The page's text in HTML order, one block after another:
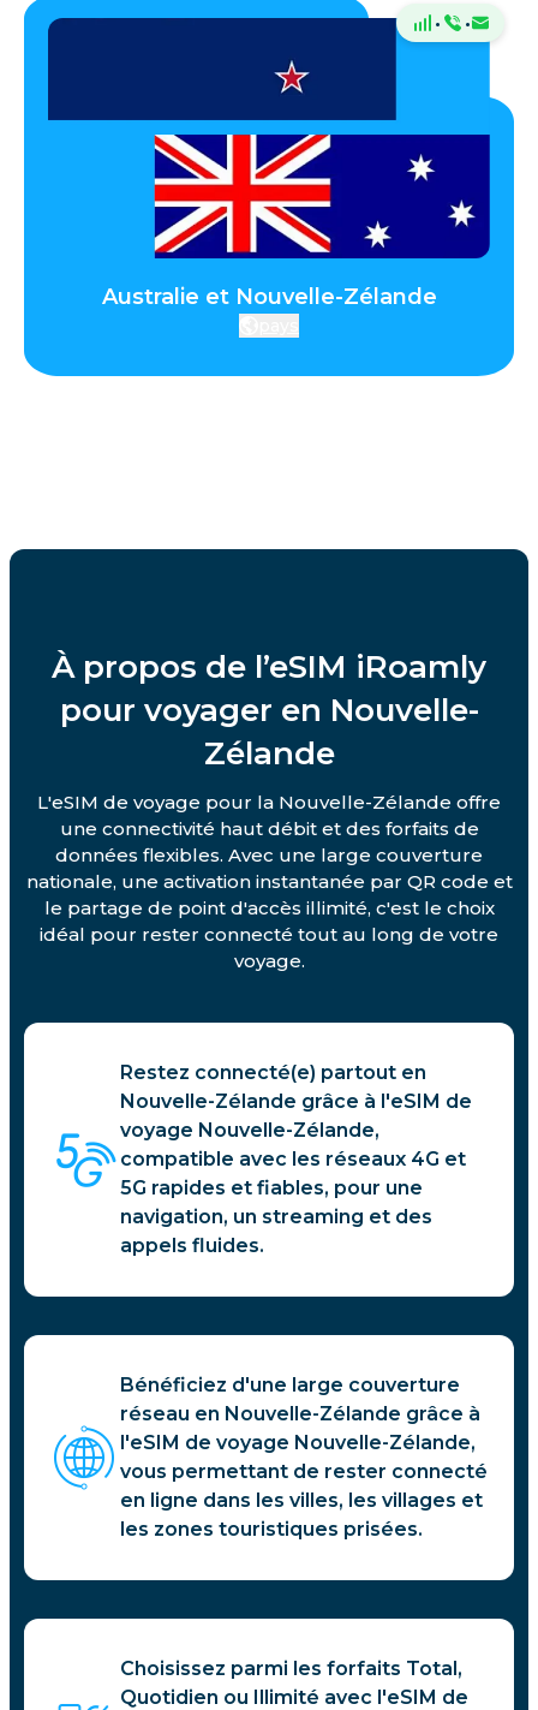
· ·
Australie et Nouvelle-Zélande
À propos de l’eSIM iRoamly
pour voyager en Nouvelle-
Zélande
L'eSIM de voyage pour la Nouvelle-Zélande offre
une connectivité haut débit et des forfaits de
données flexibles. Avec une large couverture
nationale, une activation instantanée par QR code et
le partage de point d'accès illimité, c'est le choix
idéal pour rester connecté tout au long de votre
voyage.
Restez connecté(e) partout en
Nouvelle-Zélande grâce à l'eSIM de
voyage Nouvelle-Zélande,
compatible avec les réseaux 4G et
5G rapides et fiables, pour une
navigation, un streaming et des
appels fluides.
Bénéficiez d'une large couverture
réseau en Nouvelle-Zélande grâce à
l'eSIM de voyage Nouvelle-Zélande,
vous permettant de rester connecté
en ligne dans les villes, les villages et
les zones touristiques prisées.
Choisissez parmi les forfaits Total,
Quotidien ou Illimité avec l'eSIM de